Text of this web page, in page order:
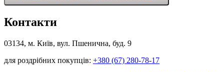
Контакти
03134, м. Київ, вул. Пшенична, буд. 9
для роздрібних покупців: +380 (67) 280-78-17